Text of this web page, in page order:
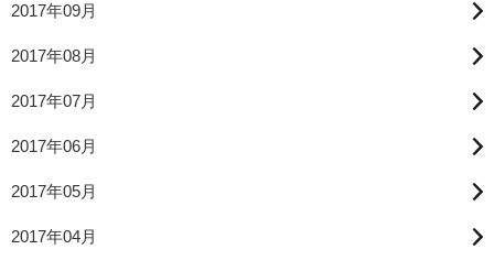
2017年09月
2017年08月
2017年07月
2017年06月
2017年05月
2017年04月